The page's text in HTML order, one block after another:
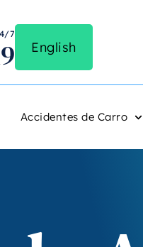
7
English
Accidentes de Carro